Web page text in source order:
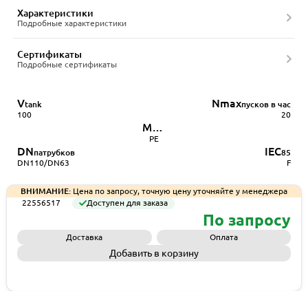
Характеристики
Подробные характеристики
Сертификаты
Подробные сертификаты
Vtank
100
Nmaxпусков в час
20
DNпатрубков
DN110/DN63
IEC85
F
Мат.
PE
ВНИМАНИЕ: Цена по запросу, точную цену уточняйте у менеджера
22556517
Доступен для заказа
По запросу
Доставка Оплата
Добавить в корзину